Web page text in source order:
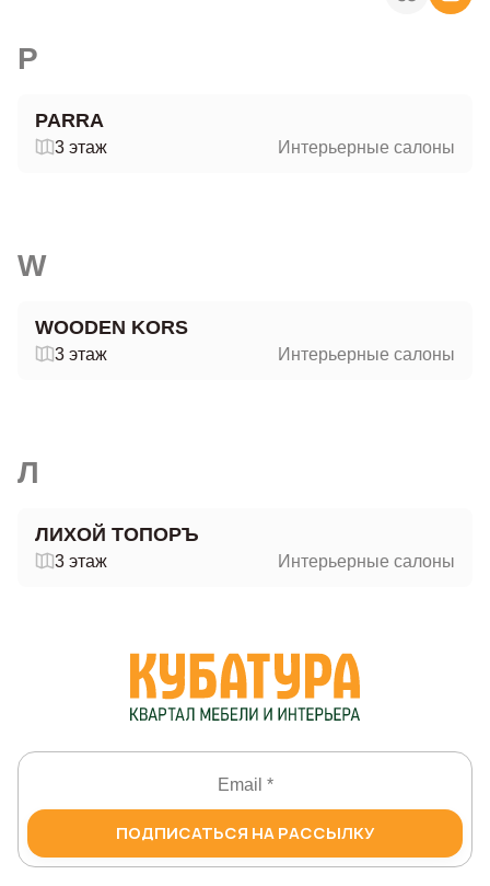
P
PARRA
3 этаж Интерьерные салоны
W
WOODEN KORS
3 этаж Интерьерные салоны
Л
ЛИХОЙ ТОПОРЪ
3 этаж Интерьерные салоны
ПОДПИСАТЬСЯ НА РАССЫЛКУ